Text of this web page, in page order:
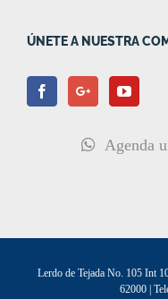
ÚNETE A NUESTRA
Agenda
Lerdo de Tejada No. 105 Int
62000 |